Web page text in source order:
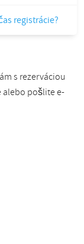
registrácie?
s rezerváciou
alebo pošlite e-